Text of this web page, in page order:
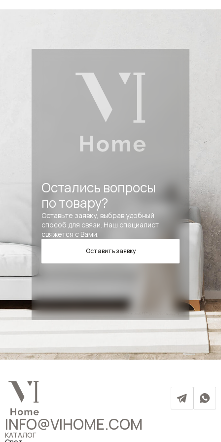
Остались вопросы
по товару?
Оставьте заявку, выбрав удобный
способ для связи. Наш специалист
свяжется с Вами.
Оставить заявку
INFO@VIHOME.COM
КАТАЛОГ